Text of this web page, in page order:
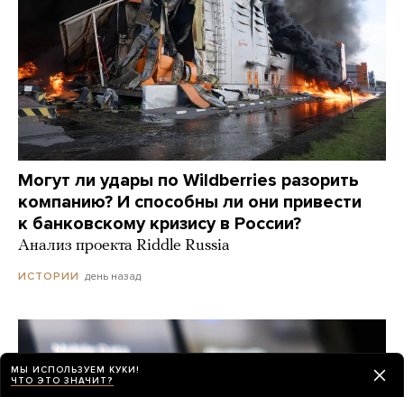
Могут ли удары по Wildberries разорить
компанию? И способны ли они привести
к банковскому кризису в России?
Анализ проекта Riddle Russia
ИСТОРИИ день назад
МЫ ИСПОЛЬЗУЕМ КУКИ!
ЧТО ЭТО ЗНАЧИТ?